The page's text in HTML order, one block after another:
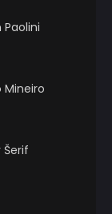
Paolini
Mineiro
Šerif